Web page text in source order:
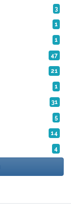
3
1
1
47
21
1
31
5
14
4